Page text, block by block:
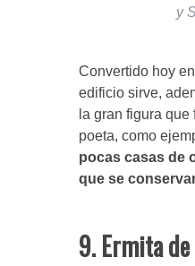
y
Convertido hoy
edificio sirve,
la gran figura
poeta, como
pocas casas de
que se
9. Ermita